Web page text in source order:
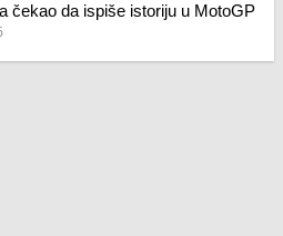
čekao da ispiše istoriju u MotoGP